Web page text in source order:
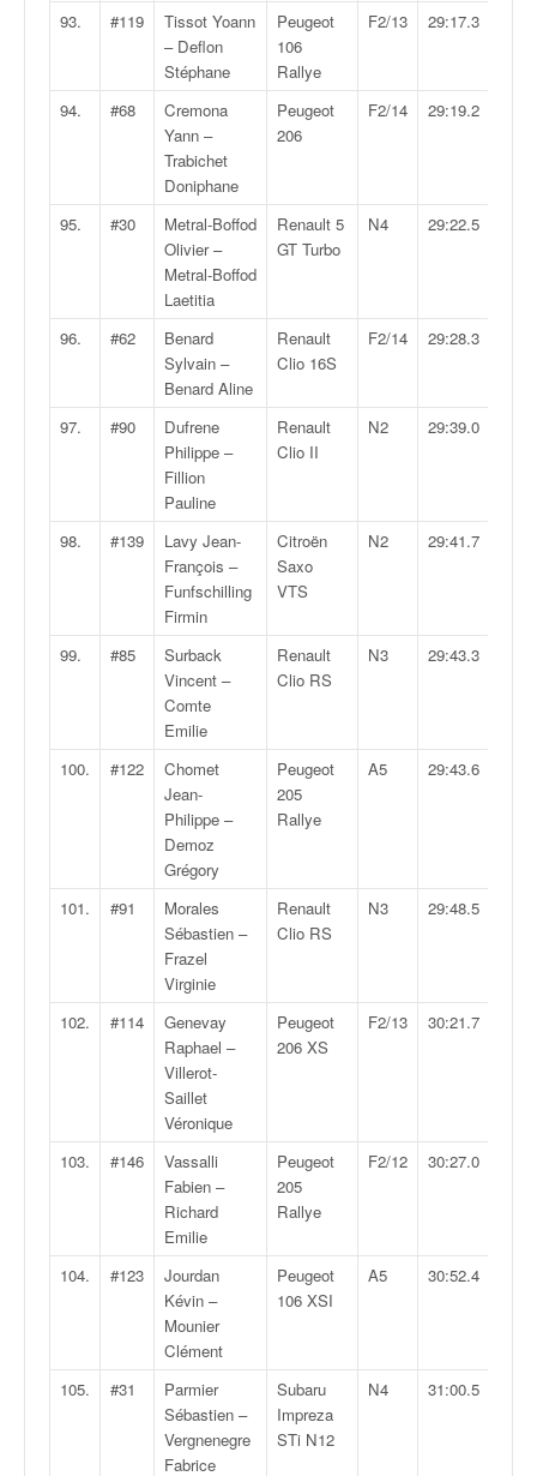
93. #119
Tissot Yoann
– Deflon
Stéphane
Peugeot
106
Rallye
F2/13 29:17.3
94. #68
Cremona
Yann –
Trabichet
Doniphane
Peugeot
206
F2/14 29:19.2
95. #30
Metral-Boffod
Olivier –
Metral-Boffod
Laetitia
Renault 5
GT Turbo
N4 29:22.5
96. #62
Benard
Sylvain –
Benard Aline
Renault
Clio 16S
F2/14 29:28.3
97. #90
Dufrene
Philippe –
Fillion
Pauline
Renault
Clio II
N2 29:39.0
98. #139
Lavy Jean-
François –
Funfschilling
Firmin
Citroën
Saxo
VTS
N2 29:41.7
99. #85
Surback
Vincent –
Comte
Emilie
Renault
Clio RS
N3 29:43.3
100. #122
Chomet
Jean-
Philippe –
Demoz
Grégory
Peugeot
205
Rallye
A5 29:43.6
101. #91
Morales
Sébastien –
Frazel
Virginie
Renault
Clio RS
N3 29:48.5
102. #114
Genevay
Raphael –
Villerot-
Saillet
Véronique
Peugeot
206 XS
F2/13 30:21.7
103. #146
Vassalli
Fabien –
Richard
Emilie
Peugeot
205
Rallye
F2/12 30:27.0
104. #123
Jourdan
Kévin –
Mounier
Clément
Peugeot
106 XSI
A5 30:52.4
105. #31
Parmier
Sébastien –
Vergnenegre
Fabrice
Subaru
Impreza
STi N12
N4 31:00.5